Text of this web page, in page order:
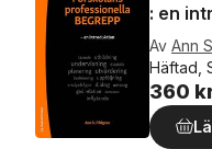
: en
Av Ann
Häftad,
360